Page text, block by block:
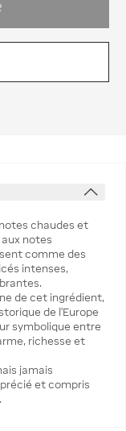
chaudes et
notes
comme des
intenses,
de cet ingrédient,
de l'Europe
symbolique entre
richesse et
jamais
et compris